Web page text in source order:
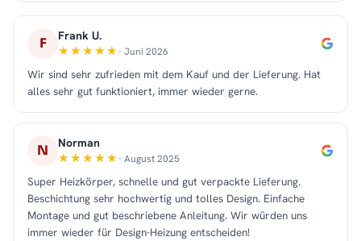
F Frank U.
· Juni 2026
Wir sind sehr zufrieden mit dem Kauf und der Lieferung. Hat
alles sehr gut funktioniert, immer wieder gerne.
N Norman
· August 2025
Super Heizkörper, schnelle und gut verpackte Lieferung.
Beschichtung sehr hochwertig und tolles Design. Einfache
Montage und gut beschriebene Anleitung. Wir würden uns
immer wieder für Design-Heizung entscheiden!